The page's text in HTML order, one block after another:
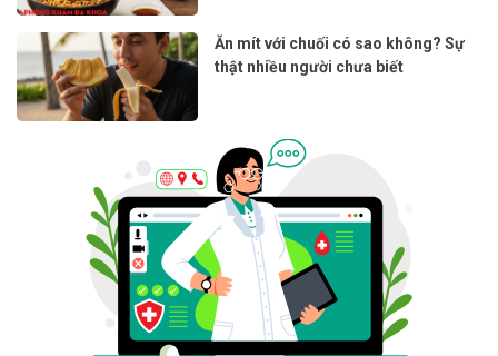
Ăn mít với chuối có sao không? Sự
thật nhiều người chưa biết